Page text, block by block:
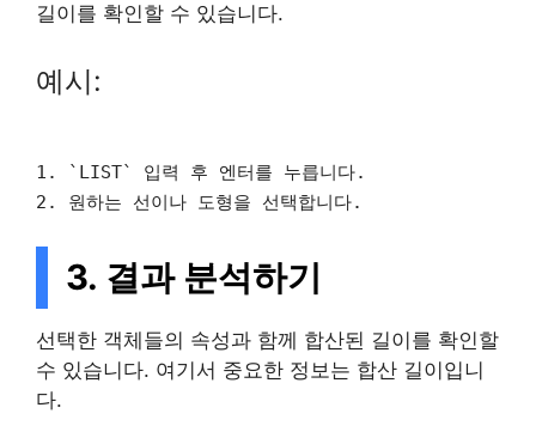
길이를 확인할 수 있습니다.
예시:
1. `LIST` 입력 후 엔터를 누릅니다.
2. 원하는 선이나 도형을 선택합니다.
3. 결과 분석하기
선택한 객체들의 속성과 함께 합산된 길이를 확인할
수 있습니다. 여기서 중요한 정보는 합산 길이입니
다.